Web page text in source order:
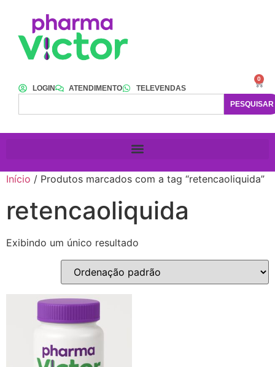
LOGIN ATENDIMENTO
TELEVENDAS
PESQUISAR
0
Início / Produtos marcados com a tag “retencaoliquida”
retencaoliquida
Exibindo um único resultado